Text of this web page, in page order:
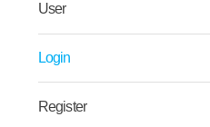
User
Login
Register